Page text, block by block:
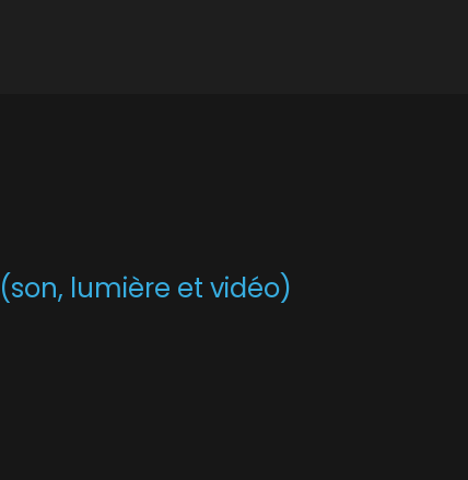
(son, lumière et vidéo)